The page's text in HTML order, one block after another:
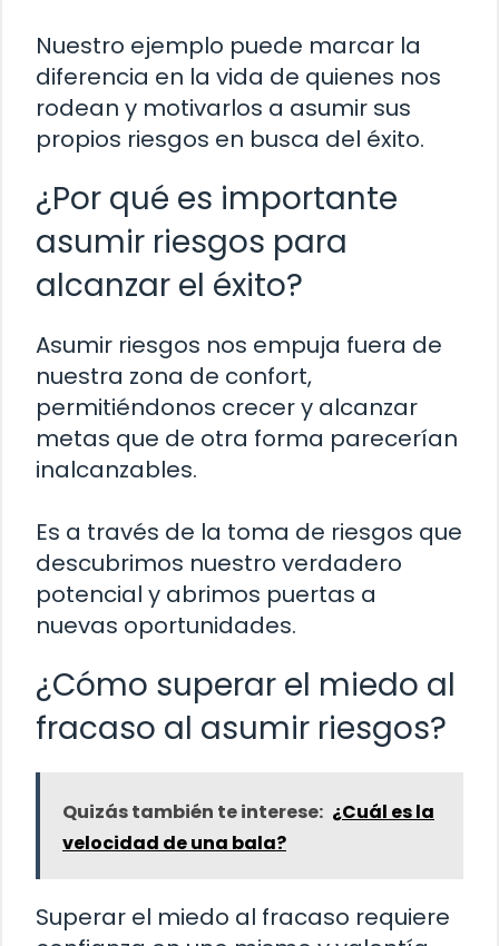
Nuestro ejemplo puede marcar la
diferencia en la vida de quienes nos
rodean y motivarlos a asumir sus
propios riesgos en busca del éxito.
¿Por qué es importante
asumir riesgos para
alcanzar el éxito?
Asumir riesgos nos empuja fuera de
nuestra zona de confort,
permitiéndonos crecer y alcanzar
metas que de otra forma parecerían
inalcanzables.
Es a través de la toma de riesgos que
descubrimos nuestro verdadero
potencial y abrimos puertas a
nuevas oportunidades.
¿Cómo superar el miedo al
fracaso al asumir riesgos?
Quizás también te interese: ¿Cuál es la
velocidad de una bala?
Superar el miedo al fracaso requiere